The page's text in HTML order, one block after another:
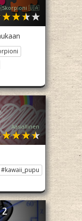
🇺🇦
Aasiallinen
#kawaii_pupu
2